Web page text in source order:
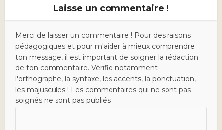
Laisse un commentaire !
Merci de laisser un commentaire ! Pour des raisons
pédagogiques et pour m'aider à mieux comprendre
ton message, il est important de soigner la rédaction
de ton commentaire. Vérifie notamment
l'orthographe, la syntaxe, les accents, la ponctuation,
les majuscules ! Les commentaires qui ne sont pas
soignés ne sont pas publiés.